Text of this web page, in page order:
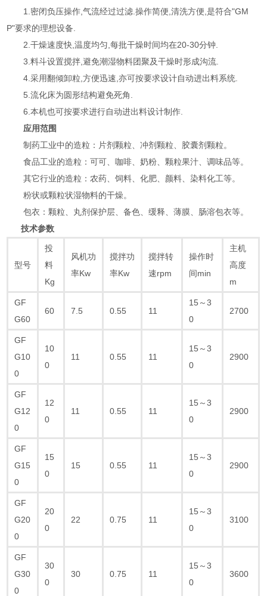
1.密闭负压操作,气流经过过滤.操作简便,清洗方便,是符合"GM
P"要求的理想设备.
2.干燥速度快,温度均匀,每批干燥时间均在20-30分钟.
3.料斗设置搅拌,避免潮湿物料团聚及干燥时形成沟流.
4.采用翻倾卸粒,方便迅速,亦可按要求设计自动进出料系统.
5.流化床为圆形结构避免死角.
6.本机也可按要求进行自动进出料设计制作.
应用范围
制药工业中的造粒：片剂颗粒、冲剂颗粒、胶囊剂颗粒。
食品工业的造粒：可可、咖啡、奶粉、颗粒果汁、调味品等。
其它行业的造粒：农药、饲料、化肥、颜料、染料化工等。
粉状或颗粒状湿物料的干燥。
包衣：颗粒、丸剂保护层、备色、缓释、薄膜、肠溶包衣等。
技术参数
型号
投
料
Kg
风机功
率Kw
搅拌功
率Kw
搅拌转
速rpm
操作时
间min
主机
高度
m
GF
G60
60 7.5 0.55 11
15～3
0
2700
GF
G10
0
10
0
11 0.55 11
15～3
0
2900
GF
G12
0
12
0
11 0.55 11
15～3
0
2900
GF
G15
0
15
0
15 0.55 11
15～3
0
2900
GF
G20
0
20
0
22 0.75 11
15～3
0
3100
GF
G30
0
30
0
30 0.75 11
15～3
0
3600